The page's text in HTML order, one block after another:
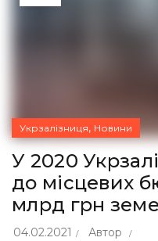
Укрзалізниця, Новини
У 2020
до місцевих
млрд грн
04.02.2021 Автор